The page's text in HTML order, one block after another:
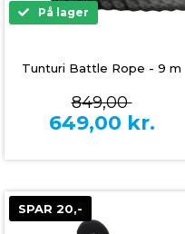
På lager
Tunturi Battle Rope - 9 m
849,00
649,00 kr.
SPAR 20,-